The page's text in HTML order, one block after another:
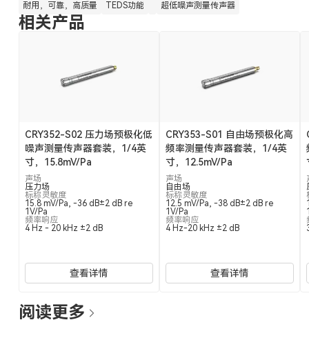
耐用，可靠，高质量 TEDS功能 超低噪声测量传声器
相关产品
CRY352-S02 压力场预极化低
噪声测量传声器套装，1/4英
寸，15.8mV/Pa
声场
压力场
标称灵敏度
15.8 mV/Pa, -36 dB±2 dB re
1V/Pa
频率响应
4 Hz - 20 kHz ±2 dB
查看详情
CRY353-S01 自由场预极化高
频率测量传声器套装，1/4英
寸，12.5mV/Pa
声场
自由场
标称灵敏度
12.5 mV/Pa, -38 dB±2 dB re
1V/Pa
频率响应
4 Hz-20 kHz ±2 dB
查看详情
阅读更多